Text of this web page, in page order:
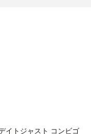
イトジャスト コンビゴ